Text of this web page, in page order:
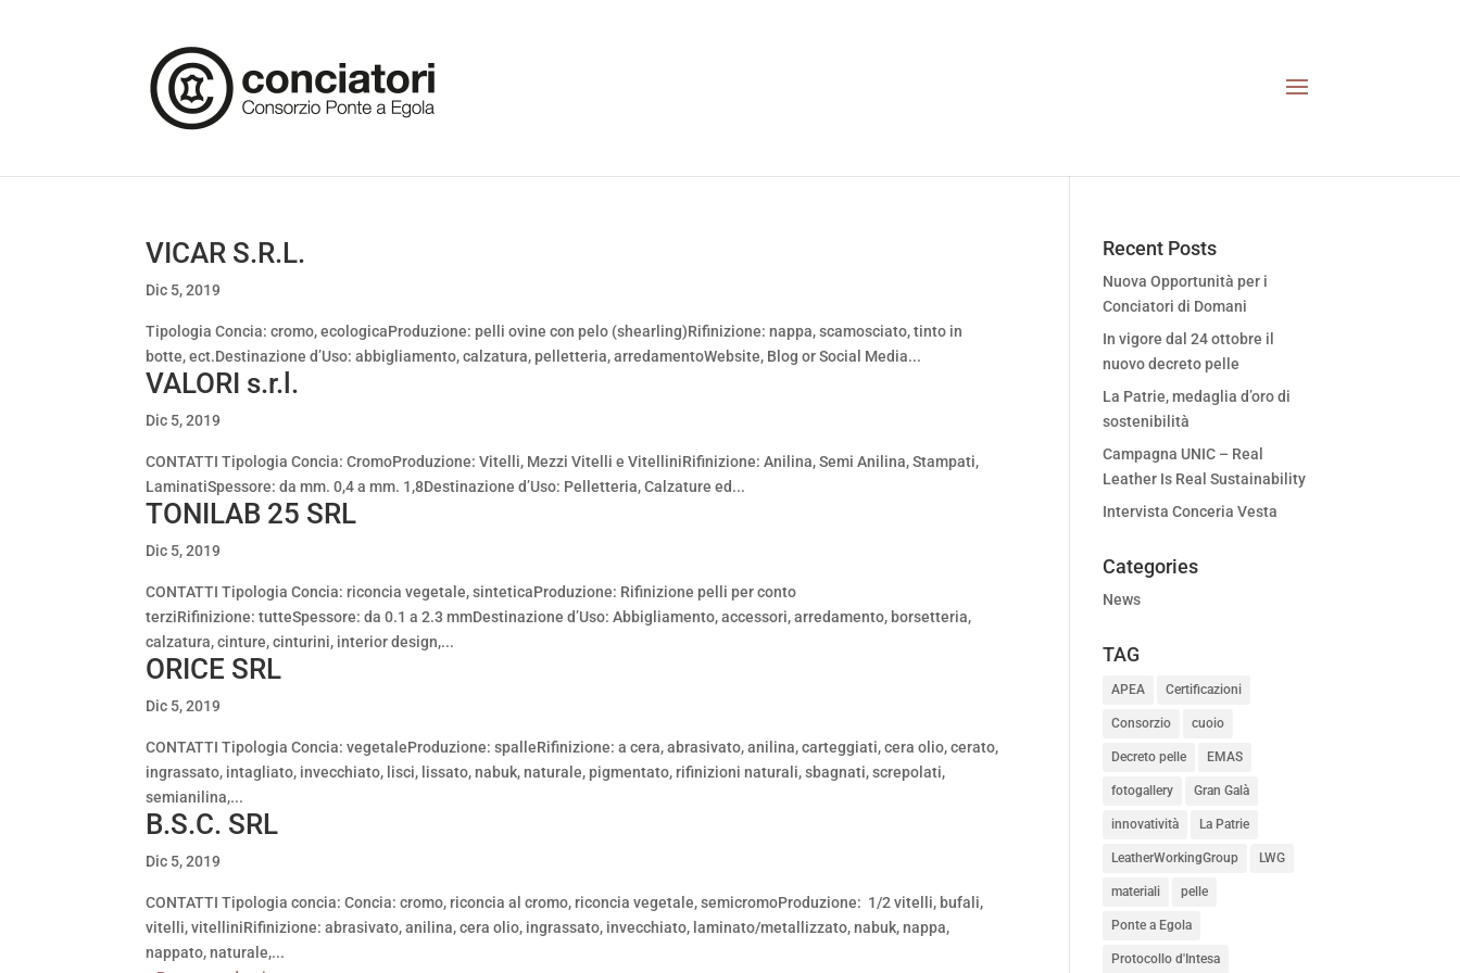
VICAR S.R.L.
Dic 5, 2019
Tipologia Concia: cromo, ecologicaProduzione: pelli ovine con pelo (shearling)Rifinizione: nappa, scamosciato, tinto in
botte, ect.Destinazione d’Uso: abbigliamento, calzatura, pelletteria, arredamentoWebsite, Blog or Social Media...
VALORI s.r.l.
Dic 5, 2019
CONTATTI Tipologia Concia: CromoProduzione: Vitelli, Mezzi Vitelli e VitelliniRifinizione: Anilina, Semi Anilina, Stampati,
LaminatiSpessore: da mm. 0,4 a mm. 1,8Destinazione d’Uso: Pelletteria, Calzature ed...
TONILAB 25 SRL
Dic 5, 2019
CONTATTI Tipologia Concia: riconcia vegetale, sinteticaProduzione: Rifinizione pelli per conto
terziRifinizione: tutteSpessore: da 0.1 a 2.3 mmDestinazione d’Uso: Abbigliamento, accessori, arredamento, borsetteria,
calzatura, cinture, cinturini, interior design,...
ORICE SRL
Dic 5, 2019
CONTATTI Tipologia Concia: vegetaleProduzione: spalleRifinizione: a cera, abrasivato, anilina, carteggiati, cera olio, cerato,
ingrassato, intagliato, invecchiato, lisci, lissato, nabuk, naturale, pigmentato, rifinizioni naturali, sbagnati, screpolati,
semianilina,...
B.S.C. SRL
Dic 5, 2019
CONTATTI Tipologia concia: Concia: cromo, riconcia al cromo, riconcia vegetale, semicromoProduzione: 1/2 vitelli, bufali,
vitelli, vitelliniRifinizione: abrasivato, anilina, cera olio, ingrassato, invecchiato, laminato/metallizzato, nabuk, nappa,
nappato, naturale,...
Recent Posts
Nuova Opportunità per i
Conciatori di Domani
In vigore dal 24 ottobre il
nuovo decreto pelle
La Patrie, medaglia d’oro di
sostenibilità
Campagna UNIC – Real
Leather Is Real Sustainability
Intervista Conceria Vesta
Categories
News
TAG
APEA Certificazioni
Consorzio cuoio
Decreto pelle EMAS
fotogallery Gran Galà
innovatività La Patrie
LeatherWorkingGroup LWG
materiali pelle
Ponte a Egola
Protocollo d'Intesa